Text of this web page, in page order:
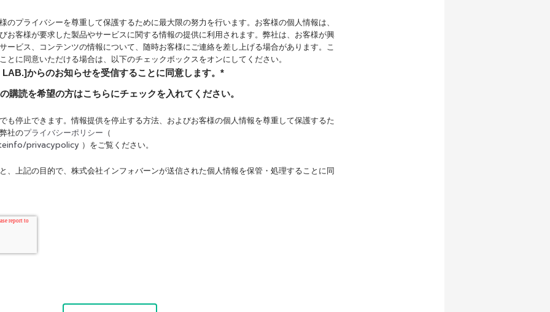
のプライバシーを尊重して保護するために最大限の努力を行います。お客様の個人情報は、
お客様が要求した製品やサービスに関する情報の提供に利用されます。弊社は、お客様が興
ービス、コンテンツの情報について、随時お客様にご連絡を差し上げる場合があります。こ
とに同意いただける場合は、以下のチェックボックスをオンにしてください。
からのお知らせを受信することに同意します。 *
読を希望の方はこちらにチェックを入れてください。
も停止できます。情報提供を停止する方法、およびお客様の個人情報を尊重して保護するた
社のプライバシーポリシー （
privacypolicy ）をご覧ください。
、上記の目的で、株式会社インフォバーンが送信された個人情報を保管・処理することに同